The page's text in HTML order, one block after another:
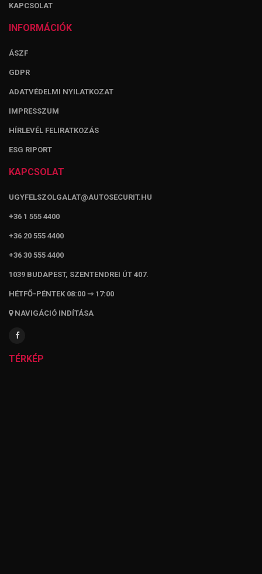
KAPCSOLAT
INFORMÁCIÓK
ÁSZF
GDPR
ADATVÉDELMI NYILATKOZAT
IMPRESSZUM
HÍRLEVÉL FELIRATKOZÁS
ESG RIPORT
KAPCSOLAT
UGYFELSZOLGALAT@AUTOSECURIT.HU
+36 1 555 4400
+36 20 555 4400
+36 30 555 4400
1039 BUDAPEST, SZENTENDREI ÚT 407.
HÉTFŐ-PÉNTEK 08:00 ⇾ 17:00
NAVIGÁCIÓ INDÍTÁSA
TÉRKÉP